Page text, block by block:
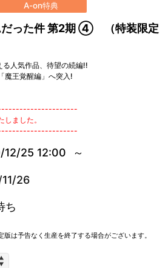
A-on特典
だった件 第2期 ④ （特装限定
人気作品、待望の続編!!
魔王覚醒編」へ突入!
ました。
12/25 12:00
26
ち
版は予告なく生産を終了する場合がございます。